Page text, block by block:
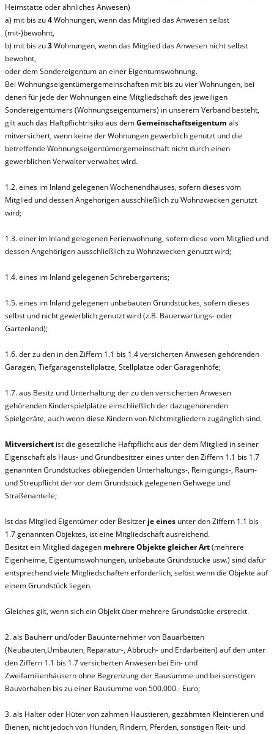
Heimstätte oder ähnliches Anwesen)
a) mit bis zu4Wohnungen, wenn das Mitglied das Anwesen selbst
(mit-)bewohnt,
b) mit bis zu3Wohnungen, wenn das Mitglied das Anwesen nicht selbst
bewohnt,
oder dem Sondereigentum an einer Eigentumswohnung.
Bei Wohnungseigentümergemeinschaften mit bis zu vier Wohnungen, bei
denen für jede der Wohnungen eine Mitgliedschaft des jeweiligen
Sondereigentümers (Wohnungseigentümers) in unserem Verband besteht,
gilt auch das Haftpflichtrisiko aus demGemeinschaftseigentum als
mitversichert, wenn keine der Wohnungen gewerblich genutzt und die
betreffende Wohnungseigentümergemeinschaft nicht durch einen
gewerblichen Verwalter verwaltet wird.
1.2. eines im Inland gelegenen Wochenendhauses, sofern dieses vom
Mitglied und dessen Angehörigen ausschließlich zu Wohnzwecken genutzt
wird;
1.3. einer im Inland gelegenen Ferienwohnung, sofern diese vom Mitglied und
dessen Angehörigen ausschließlich zu Wohnzwecken genutzt wird;
1.4. eines im Inland gelegenen Schrebergartens;
1.5. eines im Inland gelegenen unbebauten Grundstückes, sofern dieses
selbst und nicht gewerblich genutzt wird (z.B. Bauerwartungs- oder
Gartenland);
1.6. der zu den in den Ziffern 1.1 bis 1.4 versicherten Anwesen gehörenden
Garagen, Tiefgaragenstellplätze, Stellplätze oder Garagenhöfe;
1.7. aus Besitz und Unterhaltung der zu den versicherten Anwesen
gehörenden Kinderspielplätze einschließlich der dazugehörenden
Spielgeräte, auch wenn diese Kindern von Nichtmitgliedern zugänglich sind.
Mitversichert ist die gesetzliche Haftpflicht aus der dem Mitglied in seiner
Eigenschaft als Haus- und Grundbesitzer eines unter den Ziffern 1.1 bis 1.7
genannten Grundstückes obliegenden Unterhaltungs-, Reinigungs-, Räum-
und Streupflicht der vor dem Grundstück gelegenen Gehwege und
Straßenanteile;
Ist das Mitglied Eigentümer oder Besitzer je eines unter den Ziffern 1.1 bis
1.7 genannten Objektes, ist eine Mitgliedschaft ausreichend.
Besitzt ein Mitglied dagegen mehrere Objekte gleicher Art(mehrere
Eigenheime, Eigentumswohnungen, unbebaute Grundstücke usw.) sind dafür
entsprechend viele Mitgliedschaften erforderlich, selbst wenn die Objekte auf
einem Grundstück liegen.
Gleiches gilt, wenn sich ein Objekt über mehrere Grundstücke erstreckt.
2. als Bauherr und/oder Bauunternehmer von Bauarbeiten
(Neubauten,Umbauten, Reparatur-, Abbruch- und Erdarbeiten) auf den unter
den Ziffern 1.1 bis 1.7 versicherten Anwesen bei Ein- und
Zweifamilienhäusern ohne Begrenzung der Bausumme und bei sonstigen
Bauvorhaben bis zu einer Bausumme von 500.000.- Euro;
3. als Halter oder Hüter von zahmen Haustieren, gezähmten Kleintieren und
Bienen, nicht jedoch von Hunden, Rindern, Pferden, sonstigen Reit- und